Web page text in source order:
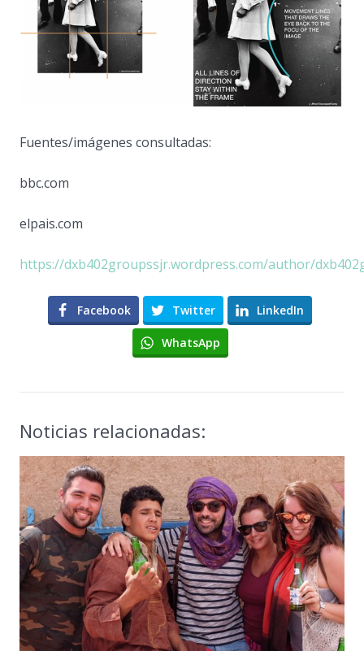
Fuentes/imágenes consultadas:
bbc.com
elpais.com
https://dxb402groupssjr.wordpress.com/author/
Facebook Twitter LinkedIn
WhatsApp
Noticias relacionadas: